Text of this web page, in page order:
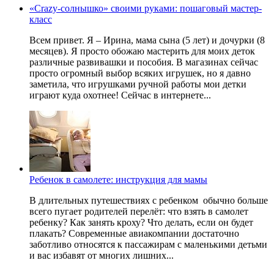
«Crazy-солнышко» своими руками: пошаговый мастер-
класс
Всем привет. Я – Ирина, мама сына (5 лет) и дочурки (8
месяцев). Я просто обожаю мастерить для моих деток
различные развивашки и пособия. В магазинах сейчас
просто огромный выбор всяких игрушек, но я давно
заметила, что игрушками ручной работы мои детки
играют куда охотнее! Сейчас в интернете...
Ребенок в самолете: инструкция для мамы
В длительных путешествиях с ребенком обычно больше
всего пугает родителей перелёт: что взять в самолет
ребенку? Как занять кроху? Что делать, если он будет
плакать? Современные авиакомпании достаточно
заботливо относятся к пассажирам с маленькими детьми
и вас избавят от многих лишних...